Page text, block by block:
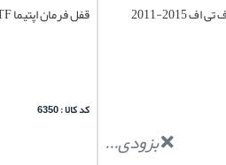
بزودی...
قفل فرمان اپتیما TF تی اف 2015-2011 برند نصر
کد کالا : 6350